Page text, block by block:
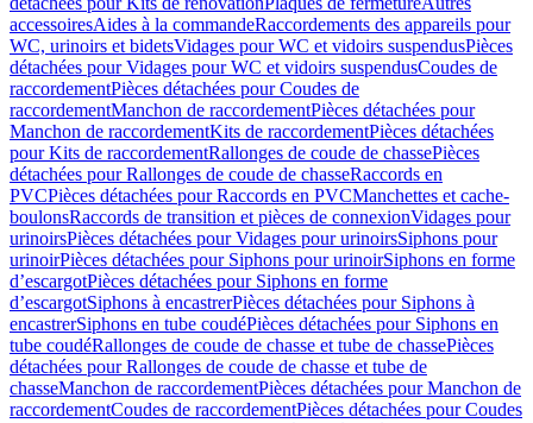
accessoiresAides à la commandeRaccordements des appareils pour
WC, urinoirs et bidetsVidages pour WC et vidoirs suspendusPièces
détachées pour Vidages pour WC et vidoirs suspendusCoudes de
raccordementPièces détachées pour Coudes de
raccordementManchon de raccordementPièces détachées pour
Manchon de raccordementKits de raccordementPièces détachées
pour Kits de raccordementRallonges de coude de chassePièces
détachées pour Rallonges de coude de chasseRaccords en
PVCPièces détachées pour Raccords en PVCManchettes et cache-
boulonsRaccords de transition et pièces de connexionVidages pour
urinoirsPièces détachées pour Vidages pour urinoirsSiphons pour
urinoirPièces détachées pour Siphons pour urinoirSiphons en forme
d’escargotPièces détachées pour Siphons en forme
d’escargotSiphons à encastrerPièces détachées pour Siphons à
encastrerSiphons en tube coudéPièces détachées pour Siphons en
tube coudéRallonges de coude de chasse et tube de chassePièces
détachées pour Rallonges de coude de chasse et tube de
chasseManchon de raccordementPièces détachées pour Manchon de
raccordementCoudes de raccordementPièces détachées pour Coudes